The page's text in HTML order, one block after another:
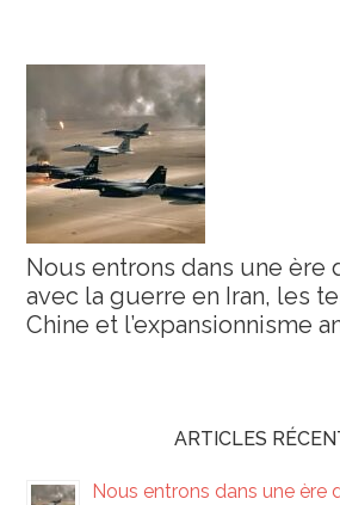
Nous entrons dans une ère
avec la guerre en Iran, les
Chine et l’expansionnisme
ARTICLES
Nous entrons dans une ère